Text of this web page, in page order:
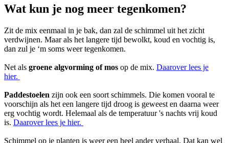
Wat kun je nog meer tegenkomen?
Zit de mix eenmaal in je bak, dan zal de schimmel uit het zicht
verdwijnen. Maar als het langere tijd bewolkt, koud en vochtig is,
dan zul je ‘m soms weer tegenkomen.
Net als groene algvorming of mos op de mix. Daarover lees je
hier.
Paddestoelen zijn ook een soort schimmels. Die komen vooral te
voorschijn als het een langere tijd droog is geweest en daarna weer
erg vochtig wordt. Helemaal als de temperatuur 's nachts vrij koud
is. Daarover lees je hier.
Schimmel op je planten is weer een heel ander verhaal. Dat kan wel